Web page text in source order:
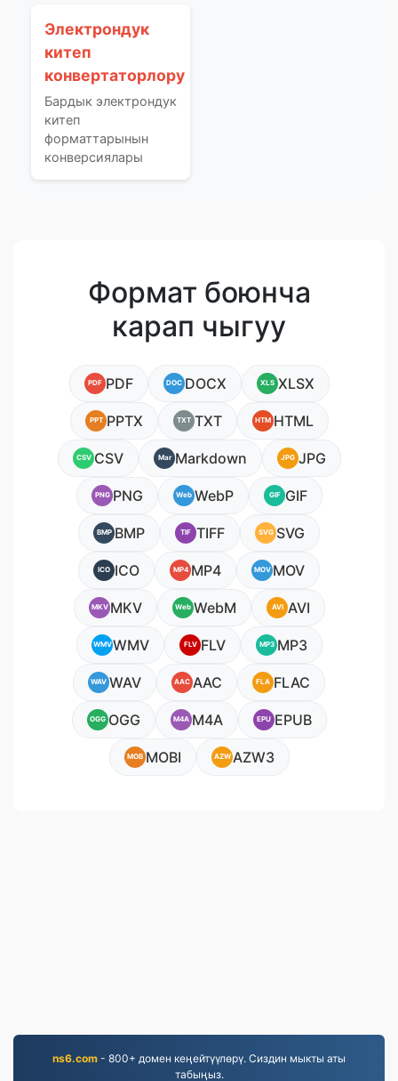
Электрондук
китеп
конвертаторлору
Бардык электрондук
китеп
форматтарынын
конверсиялары
Формат боюнча
карап чыгуу
PDF PDF DOC DOCX XLS XLSX
PPT PPTX TXT TXT HTM HTML
CSV CSV Mar Markdown JPG JPG
PNG PNG Web WebP GIF GIF
BMP BMP TIF TIFF SVG SVG
ICO ICO MP4 MP4 MOV MOV
MKV MKV Web WebM AVI AVI
WMVWMV FLV FLV MP3 MP3
WAV WAV AAC AAC FLA FLAC
OGG OGG M4A M4A EPU EPUB
MOB MOBI AZWAZW3
ns6.com - 800+ домен кеңейтүүлөрү. Сиздин мыкты аты
табыңыз.